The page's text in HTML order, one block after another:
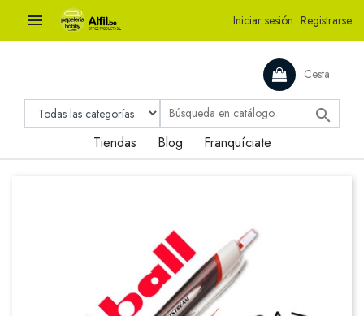
 Iniciar sesión · Registrarse
Cesta

Tiendas Blog Franquíciate